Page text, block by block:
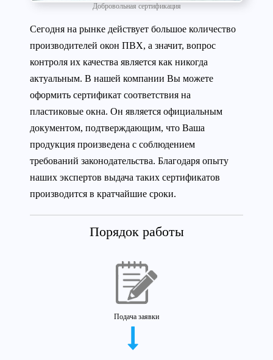
Добровольная сертификация
Сегодня на рынке действует большое количество
производителей окон ПВХ, а значит, вопрос
контроля их качества является как никогда
актуальным. В нашей компании Вы можете
оформить сертификат соответствия на
пластиковые окна. Он является официальным
документом, подтверждающим, что Ваша
продукция произведена с соблюдением
требований законодательства. Благодаря опыту
наших экспертов выдача таких сертификатов
производится в кратчайшие сроки.
Порядок работы
Подача заявки